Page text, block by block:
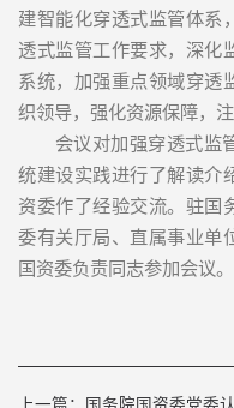
建智能化穿透式监管体系
透式监管工作要求，深化
系统，加强重点领域穿透
织领导，强化资源保障，
会议对加强穿透式监
统建设实践进行了解读介
资委作了经验交流。驻国
委有关厅局、直属事业单
国资委负责同志参加会议。